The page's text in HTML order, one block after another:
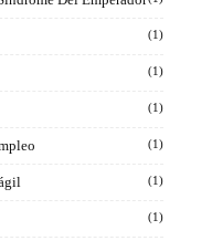
(1)
(1)
(1)
(1)
(1)
(1)